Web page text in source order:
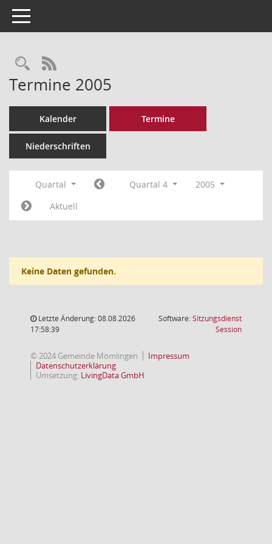
Toggle navigation
Rechercheauswahl
RSS-Feed
Termine 2005
Kalender Termine
Niederschriften
Quartal Quartal 4
2005
Aktuell
Keine Daten gefunden.
Letzte Änderung: 08.08.2026
17:58:39
Software:Sitzungsdienst
Session(Wird in
© 2024 Gemeinde Mömlingen
Impressum
Datenschutzerklärung
Umsetzung: LivingData GmbH